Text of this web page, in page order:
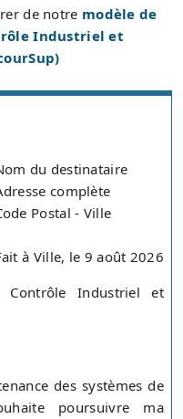
de notre modèle de
Industriel et
du destinataire
complète
Postal - Ville
à Ville, le 9 août 2026
Contrôle Industriel et
des systèmes de
poursuivre ma